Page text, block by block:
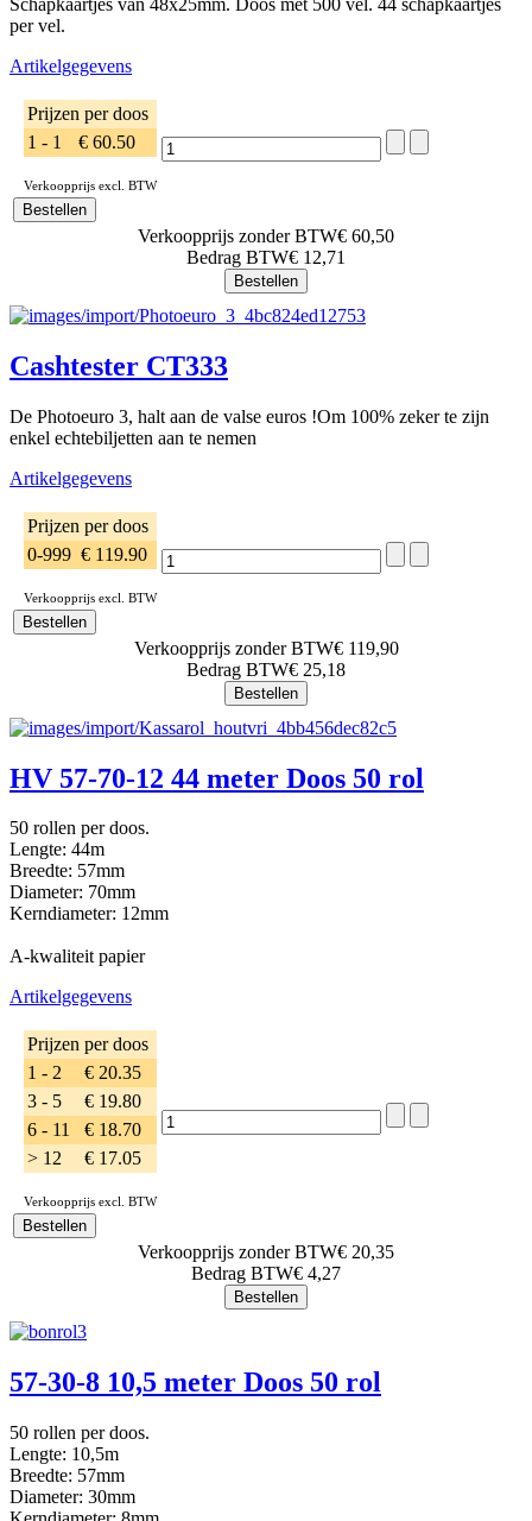
per vel.
Artikelgegevens
Prijzen per doos
1 - 1
€ 60.50
Verkoopprijs excl. BTW
Verkoopprijs zonder BTW€ 60,50
Bedrag BTW€ 12,71
Cashtester CT333
De Photoeuro 3, halt aan de valse euros !Om 100% zeker te zijn
enkel echtebiljetten aan te nemen
Artikelgegevens
Prijzen per doos
0-999 € 119.90
Verkoopprijs excl. BTW
Verkoopprijs zonder BTW€ 119,90
Bedrag BTW€ 25,18
HV 57-70-12 44 meter Doos 50 rol
50 rollen per doos.
Lengte: 44m
Breedte: 57mm
Diameter: 70mm
Kerndiameter: 12mm
A-kwaliteit papier
Artikelgegevens
Prijzen per doos
1 - 2
€ 20.35
3 - 5
€ 19.80
6 - 11
€ 18.70
> 12
€ 17.05
Verkoopprijs excl. BTW
Verkoopprijs zonder BTW€ 20,35
Bedrag BTW€ 4,27
57-30-8 10,5 meter Doos 50 rol
50 rollen per doos.
Lengte: 10,5m
Breedte: 57mm
Diameter: 30mm